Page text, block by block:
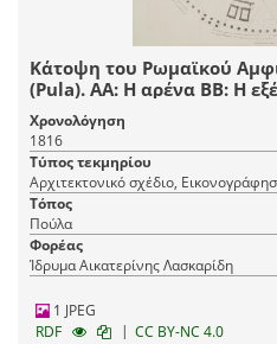
Κάτοψη του Ρωμαϊκού
(Pula). ΑΑ: Η αρένα ΒΒ: Η
βρίσκονταν τα καθίσματα
όπου βρίσκονταν τα
Κλιμακοστάσια.
Χρονολόγηση
1816
Τύπος τεκμηρίου
Αρχιτεκτονικό σχέδιο,
Τόπος
Πούλα
Φορέας
Ίδρυμα Αικατερίνης Λασκαρίδη
1 JPEG
RDF
| CC BY-NC 4.0